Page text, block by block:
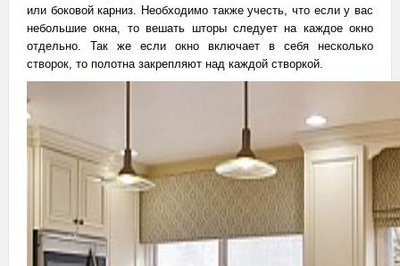
или боковой карниз. Необходимо также учесть, что если у вас
небольшие окна, то вешать шторы следует на каждое окно
отдельно. Так же если окно включает в себя несколько
створок, то полотна закрепляют над каждой створкой.